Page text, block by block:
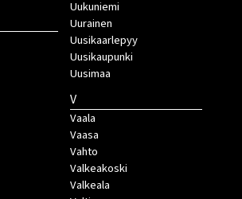
Uukuniemi
Uurainen
Uusikaarlepyy
Uusikaupunki
Uusimaa
V
Vaala
Vaasa
Vahto
Valkeakoski
Valkeala